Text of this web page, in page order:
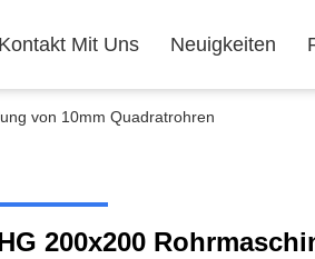
Kontakt Mit Uns Neuigkeiten
von 10mm Quadratrohren
200x200